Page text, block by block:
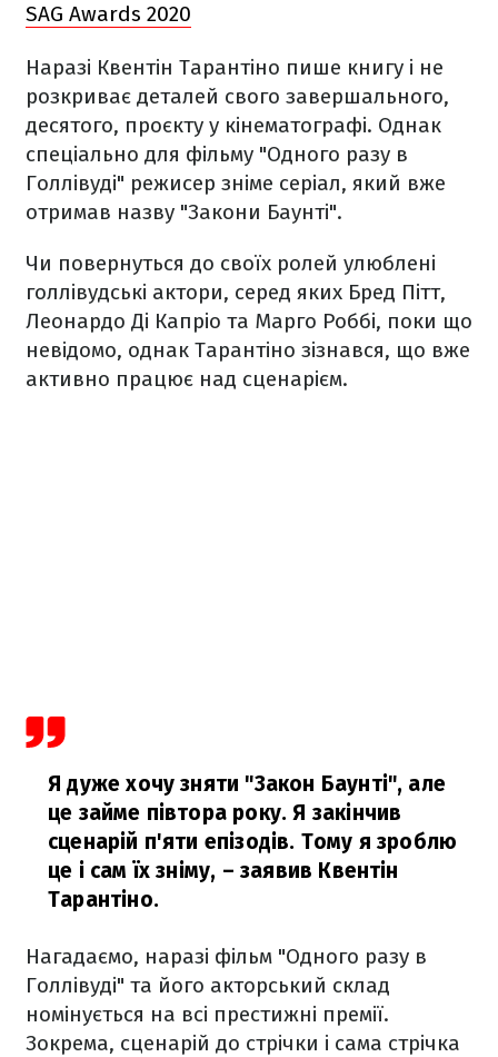
SAG Awards 2020
Наразі Квентін Тарантіно пише книгу і не
розкриває деталей свого завершального,
десятого, проєкту у кінематографі. Однак
спеціально для фільму "Одного разу в
Голлівуді" режисер зніме серіал, який вже
отримав назву "Закони Баунті".
Чи повернуться до своїх ролей улюблені
голлівудські актори, серед яких Бред Пітт,
Леонардо Ді Капріо та Марго Роббі, поки що
невідомо, однак Тарантіно зізнався, що вже
активно працює над сценарієм.
Я дуже хочу зняти "Закон Баунті", але
це займе півтора року. Я закінчив
сценарій п'яти епізодів. Тому я зроблю
це і сам їх зніму, – заявив Квентін
Тарантіно.
Нагадаємо, наразі фільм "Одного разу в
Голлівуді" та його акторський склад
номінується на всі престижні премії.
Зокрема, сценарій до стрічки і сама стрічка